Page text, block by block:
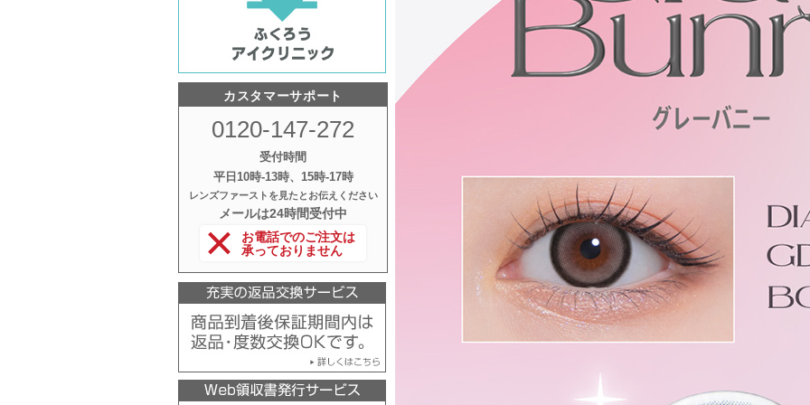
カスタマーサポート
0120-147-272
受付時間
平日10時‐13時、15時‐17時
レンズファーストを見たとお伝えください
メールは24時間受付中
お電話でのご注文は
承っておりません